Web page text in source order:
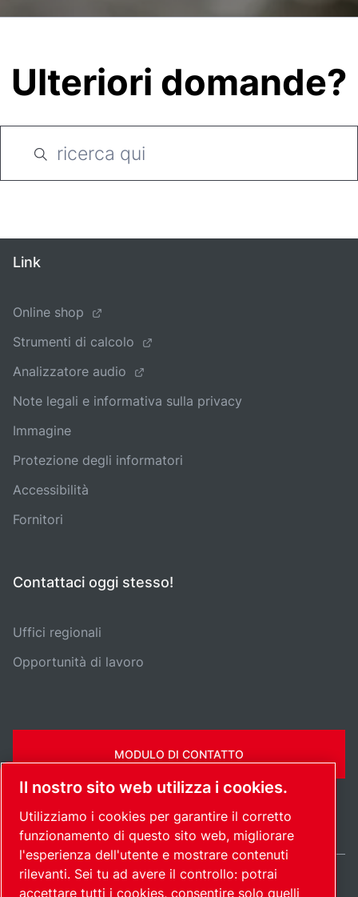
Ulteriori domande?
Link
Online shop
Strumenti di calcolo
Analizzatore audio
Note legali e informativa sulla privacy
Immagine
Protezione degli informatori
Accessibilità
Fornitori
Contattaci oggi stesso!
Uffici regionali
Opportunità di lavoro
MODULO DI CONTATTO
Italy / IT
Il nostro sito web utilizza i cookies.
Utilizziamo i cookies per garantire il corretto
funzionamento di questo sito web, migliorare
l'esperienza dell'utente e mostrare contenuti
rilevanti. Sei tu ad avere il controllo: potrai
accettare tutti i cookies, consentire solo quelli